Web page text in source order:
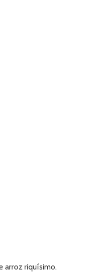
arroz riquísimo.